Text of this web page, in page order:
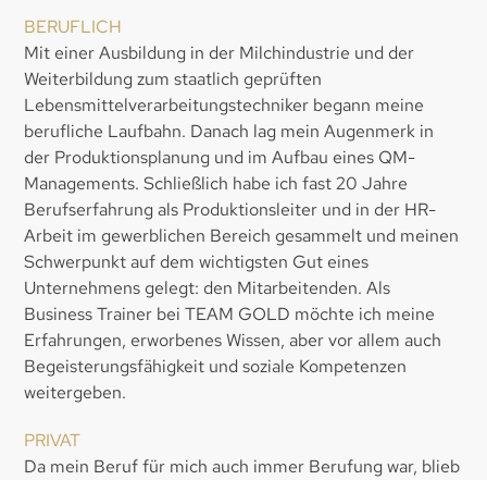
BERUFLICH
Mit einer Ausbildung in der Milchindustrie und der
Weiterbildung zum staatlich geprüften
Lebensmittelverarbeitungstechniker begann meine
berufliche Laufbahn. Danach lag mein Augenmerk in
der Produktionsplanung und im Aufbau eines QM-
Managements. Schließlich habe ich fast 20 Jahre
Berufserfahrung als Produktionsleiter und in der HR-
Arbeit im gewerblichen Bereich gesammelt und meinen
Schwerpunkt auf dem wichtigsten Gut eines
Unternehmens gelegt: den Mitarbeitenden. Als
Business Trainer bei TEAM GOLD möchte ich meine
Erfahrungen, erworbenes Wissen, aber vor allem auch
Begeisterungsfähigkeit und soziale Kompetenzen
weitergeben.
PRIVAT
Da mein Beruf für mich auch immer Berufung war, blieb